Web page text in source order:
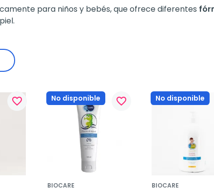
para niños y bebés, que ofrece diferentes
favorite_border No disponible favorite_border
BIOCARE
No disponible
BIOCARE